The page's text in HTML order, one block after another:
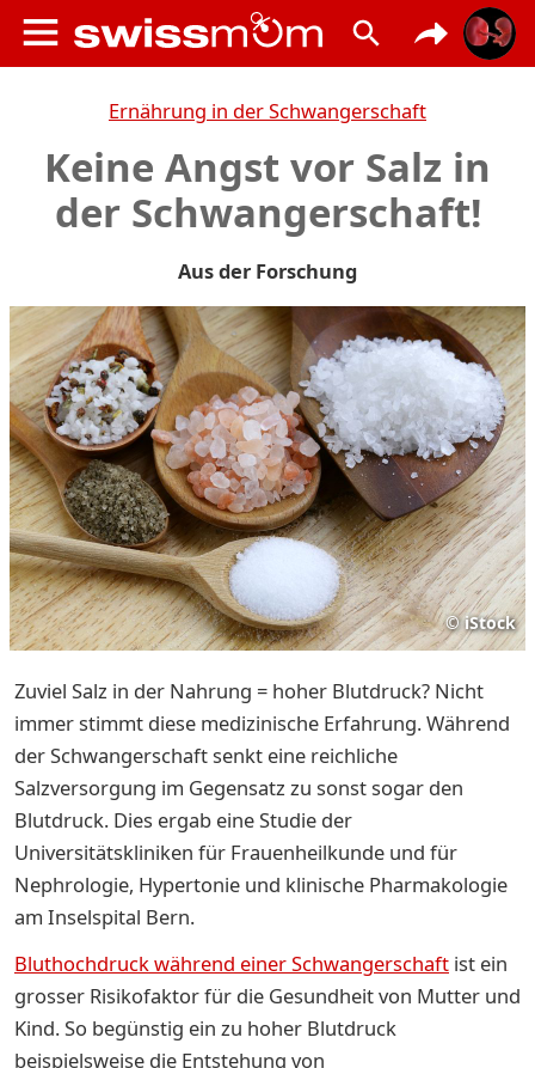
Ernährung in der Schwangerschaft
Keine Angst vor Salz in
der Schwangerschaft!
Aus der Forschung
© iStock
Zuviel Salz in der Nahrung = hoher Blutdruck? Nicht
immer stimmt diese medizinische Erfahrung. Während
der Schwangerschaft senkt eine reichliche
Salzversorgung im Gegensatz zu sonst sogar den
Blutdruck. Dies ergab eine Studie der
Universitätskliniken für Frauenheilkunde und für
Nephrologie, Hypertonie und klinische Pharmakologie
am Inselspital Bern.
Bluthochdruck während einer Schwangerschaft ist ein
grosser Risikofaktor für die Gesundheit von Mutter und
Kind. So begünstig ein zu hoher Blutdruck
beispielsweise die Entstehung von